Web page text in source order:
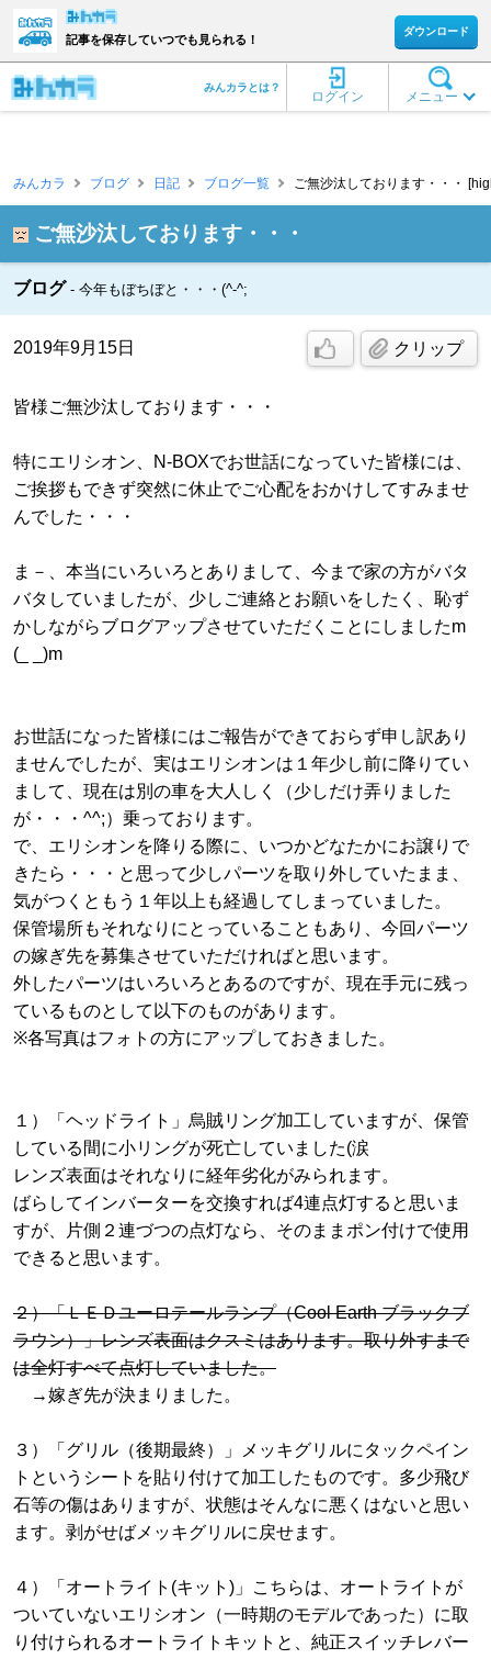
記事を保存していつでも見られる！
ダウンロード
メニュー
ログイン
みんカラとは？
みんカラ ブログ 日記 ブログ一覧 ご無沙汰しております・・・
ご無沙汰しております・・・
ブログ 今年もぼちぼと・・・(^-^;
2019年9月15日 クリップ
皆様ご無沙汰しております・・・
特にエリシオン、N-BOXでお世話になっていた皆様には、
ご挨拶もできず突然に休止でご心配をおかけしてすみませ
んでした・・・
ま－、本当にいろいろとありまして、今まで家の方がバタ
バタしていましたが、少しご連絡とお願いをしたく、恥ず
かしながらブログアップさせていただくことにしましたm
(_ _)m
お世話になった皆様にはご報告ができておらず申し訳あり
ませんでしたが、実はエリシオンは１年少し前に降りてい
まして、現在は別の車を大人しく（少しだけ弄りました
が・・・^^;）乗っております。
で、エリシオンを降りる際に、いつかどなたかにお譲りで
きたら・・・と思って少しパーツを取り外していたまま、
気がつくともう１年以上も経過してしまっていました。
保管場所もそれなりにとっていることもあり、今回パーツ
の嫁ぎ先を募集させていただければと思います。
外したパーツはいろいろとあるのですが、現在手元に残っ
ているものとして以下のものがあります。
※各写真はフォトの方にアップしておきました。
１）「ヘッドライト」烏賊リング加工していますが、保管
している間に小リングが死亡していました(涙
レンズ表面はそれなりに経年劣化がみられます。
ばらしてインバーターを交換すれば4連点灯すると思いま
すが、片側２連づつの点灯なら、そのままポン付けで使用
できると思います。
２）「ＬＥＤユーロテールランプ（Cool Earth ブラックブ
ラウン）」レンズ表面はクスミはあります。取り外すまで
は全灯すべて点灯していました。
→嫁ぎ先が決まりました。
３）「グリル（後期最終）」メッキグリルにタックペイン
トというシートを貼り付けて加工したものです。多少飛び
石等の傷はありますが、状態はそんなに悪くはないと思い
ます。剥がせばメッキグリルに戻せます。
４）「オートライト(キット)」こちらは、オートライトが
ついていないエリシオン（一時期のモデルであった）に取
り付けられるオートライトキットと、純正スイッチレバー